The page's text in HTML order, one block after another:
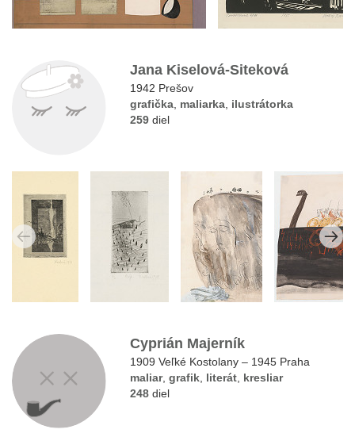
Jana Kiselová-Siteková
1942 Prešov
grafička, maliarka, ilustrátorka
259 diel
Cyprián Majerník
1909 Veľké Kostolany – 1945 Praha
maliar,grafik literát kresliar
248 diel